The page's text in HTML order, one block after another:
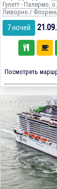
Гулетт - Палермо,
Ливорно /
7 ночей
Посмотреть